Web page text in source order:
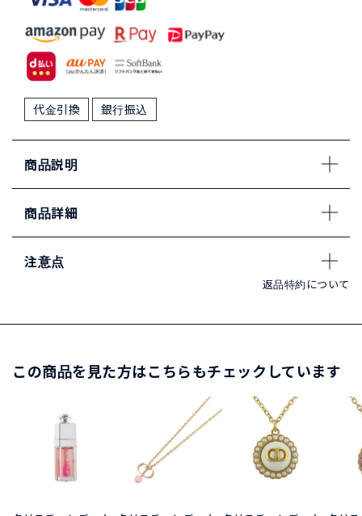
代金引換 銀行振込
商品説明
商品詳細
注意点
返品特約について
この商品を見た方はこちらもチェックしています